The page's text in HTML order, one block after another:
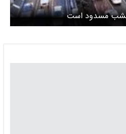
مسدود است